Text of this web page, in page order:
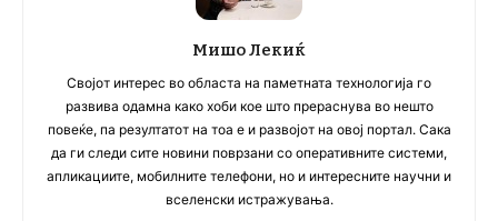
Мишо Лекиќ
Својот интерес во областа на паметната технологија го
развива одамна како хоби кое што прераснува во нешто
повеќе, па резултатот на тоа е и развојот на овој портал. Сака
да ги следи сите новини поврзани со оперативните системи,
апликациите, мобилните телефони, но и интересните научни и
вселенски истражувања.